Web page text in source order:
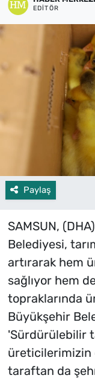
EDITÖR
Paylaş
SAMSUN,
Belediyesi,
artırarak hem
sağlıyor hem
topraklarında
Büyükşehir
'Sürdürülebilir
üreticilerimizin
taraftan da